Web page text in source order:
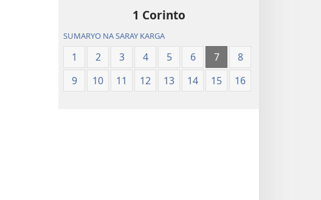
1 Corinto
SUMARYO NA SARAY KARGA
1 2 3 4 5 6 7
8
9
10 11 12 13 14 15 16